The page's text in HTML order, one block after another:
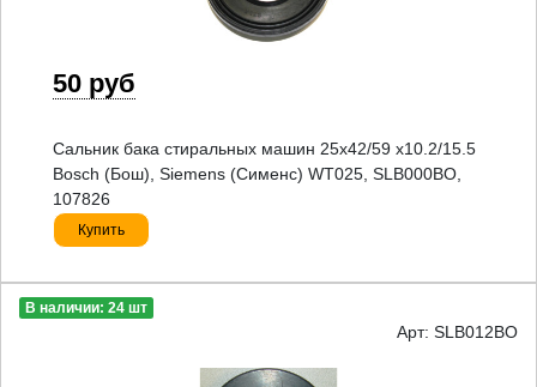
50 руб
Сальник бака стиральных машин 25x42/59 x10.2/15.5
Bosch (Бош), Siemens (Сименс) WT025, SLB000BO,
107826
Купить
В наличии: 24 шт
Арт: SLB012BO